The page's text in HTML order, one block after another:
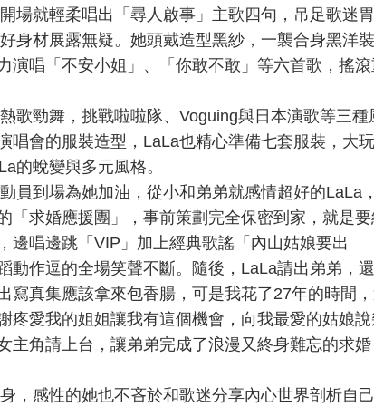
場就輕柔唱出「尋人啟事」主歌四句，吊足歌迷胃
身材展露無疑。她頭戴造型黑紗，一襲合身黑洋
演唱「不安小姐」、「你敢不敢」等六首歌，搖滾
歌勁舞，挑戰啦啦隊、Voguing與日本演歌等三種
唱會的服裝造型，LaLa也精心準備七套服裝，大
的蛻變與多元風格。
員到場為她加油，從小和弟弟就感情超好的LaLa，
「求婚應援團」，事前策劃完全保密到家，就是要
邊唱邊跳「VIP」加上經典歌謠「內山姑娘要出
作逗的全場笑聲不斷。隨後，LaLa請出弟弟，
寫真集應該拿來包香腸，可是我花了27年的時間
疼愛我的姐姐讓我有這個機會，向我最愛的姑娘
角請上台，讓弟弟完成了浪漫又終身難忘的求婚
，感性的她也不吝於和歌迷分享內心世界剖析自己